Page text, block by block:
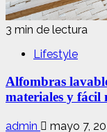
3 min de lectura
Lifestyle
Alfombras
materiales y fácil
admin mayo 7,